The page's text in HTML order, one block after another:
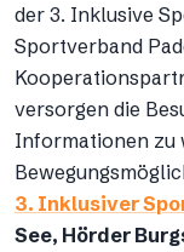
der 3. Inklusive
Sportverband
versorgen die
Informationen zu
3. Inklusiver
See, Hörder